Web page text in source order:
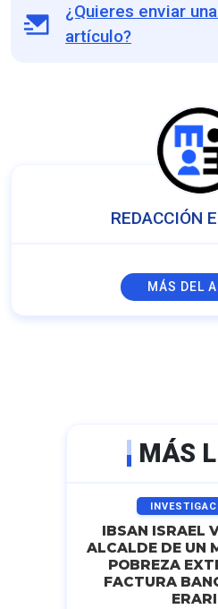
¿Quieres enviar
artículo?
REDACCIÓN
MÁS DEL
MÁS
IBSAN ISRAEL
ALCALDE DE UN
POBREZA
FACTURA